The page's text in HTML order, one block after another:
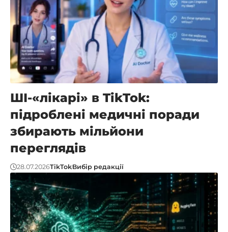
ШІ-«лікарі» в TikTok:
підроблені медичні поради
збирають мільйони
переглядів
28.07.2026TikTokВибір редакції